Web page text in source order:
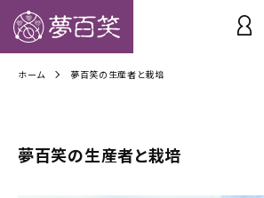
ホーム 夢百笑の生産者と栽培
夢百笑の生産者と栽培